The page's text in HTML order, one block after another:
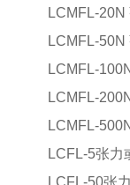
LCMFL-
LCMFL-
LCMFL-
LCMFL-
LCMFL-
LCFL-5张力
LCFL-50张